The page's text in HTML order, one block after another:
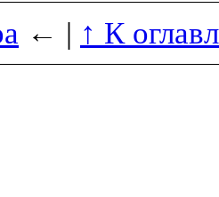
← | ↑ К